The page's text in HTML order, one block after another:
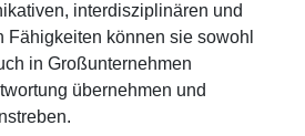
interdisziplinären und
Fähigkeiten können sie sowohl
in Großunternehmen
übernehmen und